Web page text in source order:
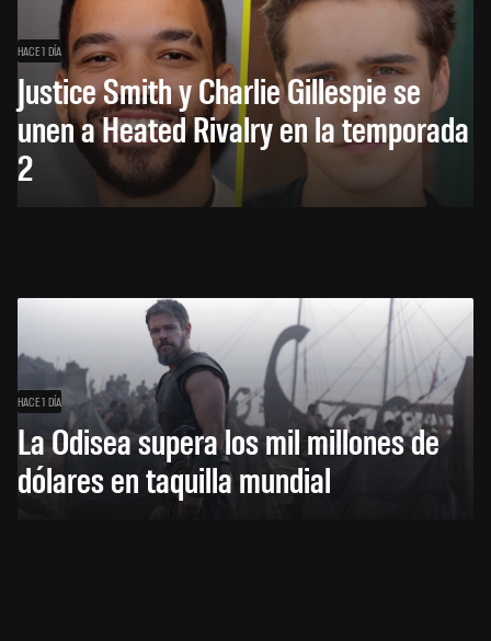
HACE 1 DÍA
Justice Smith y Charlie Gillespie se
unen a Heated Rivalry en la temporada
2
HACE 1 DÍA
La Odisea supera los mil millones de
dólares en taquilla mundial